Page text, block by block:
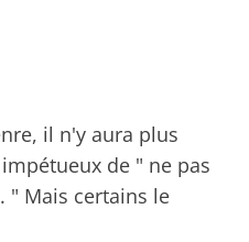
il n'y aura plus
de " ne pas
" Mais certains le